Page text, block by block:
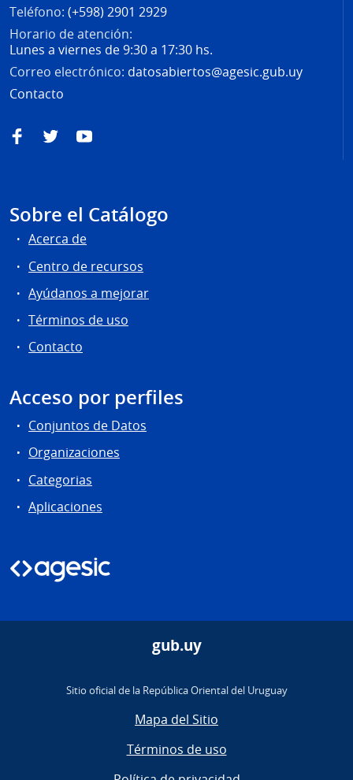
Teléfono: (+598) 2901 2929
Horario de atención:
Lunes a viernes de 9:30 a 17:30 hs.
Correo electrónico: datosabiertos@agesic.gub.uy
Contacto
FacebookTwitterYouTube
Sobre el Catálogo
Acerca de
Centro de recursos
Ayúdanos a mejorar
Términos de uso
Contacto
Acceso por perfiles
Conjuntos de Datos
Organizaciones
Categorias
Aplicaciones
gub.uy
Sitio oficial de la República Oriental del Uruguay
Mapa del Sitio
Términos de uso